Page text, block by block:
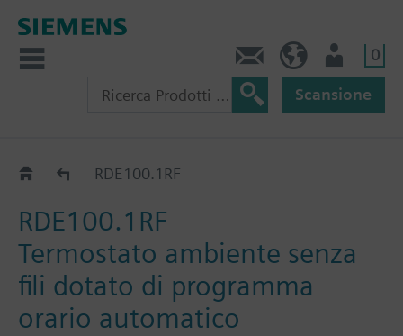
0
Scansione
RDE100..RF..
RDE100.1RF
RDE100.1RF
Termostato ambiente senza
fili dotato di programma
orario automatico